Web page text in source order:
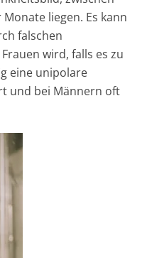
liegen. Es kann
falschen
wird, falls es zu
eine unipolare
und bei Männern oft